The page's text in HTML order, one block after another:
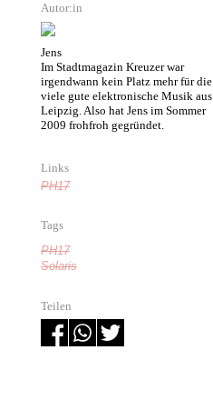
Autor:in
Jens
Im Stadtmagazin Kreuzer war
irgendwann kein Platz mehr für die
viele gute elektronische Musik aus
Leipzig. Also hat Jens im Sommer
2009 frohfroh gegründet.
Links
PH17
Tags
PH17
Solaris
Teilen